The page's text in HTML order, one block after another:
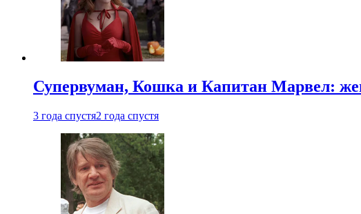
Супервуман, Кошка и Капитан Марвел:
3 года спустя2 года спустя